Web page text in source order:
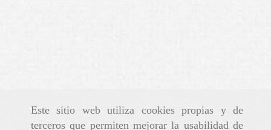
Este sitio web utiliza cookies propias y de
terceros que permiten mejorar la usabilidad de